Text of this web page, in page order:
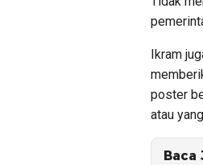
Ikram
poster
atau
Baca